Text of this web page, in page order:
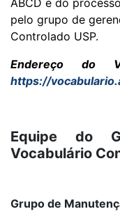
pelo grupo de
Controlado USP.
Endereço do
https://
Equipe do
Vocabulário
Grupo de